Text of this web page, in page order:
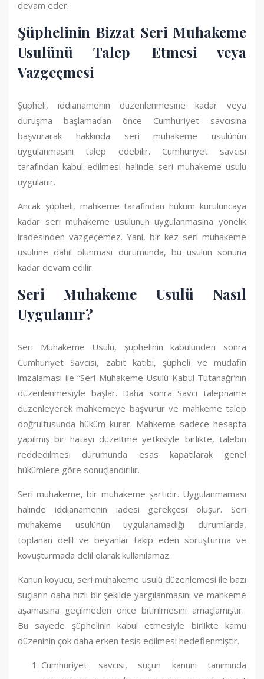
devam eder.
Şüphelinin Bizzat Seri Muhakeme
Usulünü Talep Etmesi veya
Vazgeçmesi
Şüpheli, iddianamenin düzenlenmesine kadar veya
duruşma başlamadan önce Cumhuriyet savcısına
başvurarak hakkında seri muhakeme usulünün
uygulanmasını talep edebilir. Cumhuriyet savcısı
tarafından kabul edilmesi halinde seri muhakeme usulü
uygulanır.
Ancak şüpheli, mahkeme tarafından hüküm kuruluncaya
kadar seri muhakeme usulünün uygulanmasına yönelik
iradesinden vazgeçemez. Yani, bir kez seri muhakeme
usulüne dahil olunması durumunda, bu usulün sonuna
kadar devam edilir.
Seri Muhakeme Usulü Nasıl
Uygulanır?
Seri Muhakeme Usulü, şüphelinin kabulünden sonra
Cumhuriyet Savcısı, zabıt katibi, şüpheli ve müdafin
imzalaması ile “Seri Muhakeme Usulü Kabul Tutanağı”nın
düzenlenmesiyle başlar. Daha sonra Savcı talepname
düzenleyerek mahkemeye başvurur ve mahkeme talep
doğrultusunda hüküm kurar. Mahkeme sadece hesapta
yapılmış bir hatayı düzeltme yetkisiyle birlikte, talebin
reddedilmesi durumunda esas kapatılarak genel
hükümlere göre sonuçlandırılır.
Seri muhakeme, bir muhakeme şartıdır. Uygulanmaması
halinde iddianamenin iadesi gerekçesi oluşur. Seri
muhakeme usulünün uygulanamadığı durumlarda,
toplanan delil ve beyanlar takip eden soruşturma ve
kovuşturmada delil olarak kullanılamaz.
Kanun koyucu, seri muhakeme usulü düzenlemesi ile bazı
suçların daha hızlı bir şekilde yargılanmasını ve mahkeme
aşamasına geçilmeden önce bitirilmesini amaçlamıştır.
Bu sayede şüphelinin kabul etmesiyle birlikte kamu
düzeninin çok daha erken tesis edilmesi hedeflenmiştir.
Cumhuriyet savcısı, suçun kanuni tanımında